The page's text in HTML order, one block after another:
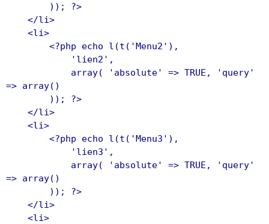
)); ?>
</li>
<li>
<?php echo l(t('Menu2'),
'lien2',
array( 'absolute' => TRUE, 'query'
=> array()
)); ?>
</li>
<li>
<?php echo l(t('Menu3'),
'lien3',
array( 'absolute' => TRUE, 'query'
=> array()
)); ?>
</li>
<li>